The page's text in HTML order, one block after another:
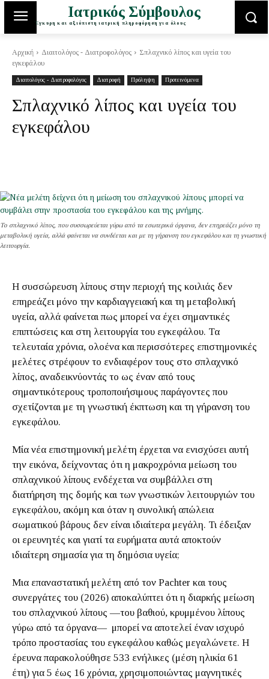
Ιατρικός Σύμβουλος
Έγκυρη και αξιόπιστη ιατρική πληροφόρηση για όλους
Αρχική Διαιτολόγος - Διατροφολόγος
Σπλαχνικό λίπος και υγεία του
εγκεφάλου
Διαιτολόγος - Διατροφολόγος Διατροφή Πρόληψη Προτεινόμενα
Σπλαχνικό λίπος και υγεία του
εγκεφάλου
Το σπλαχνικό λίπος, που συσσωρεύεται γύρω από τα εσωτερικά όργανα, δεν επηρεάζει μόνο τη
μεταβολική υγεία, αλλά φαίνεται να συνδέεται και με τη γήρανση του εγκεφάλου και τη γνωστική
λειτουργία.
Η συσσώρευση λίπους στην περιοχή της κοιλιάς δεν
επηρεάζει μόνο την καρδιαγγειακή και τη μεταβολική
υγεία, αλλά φαίνεται πως μπορεί να έχει σημαντικές
επιπτώσεις και στη λειτουργία του εγκεφάλου. Τα
τελευταία χρόνια, ολοένα και περισσότερες επιστημονικές
μελέτες στρέφουν το ενδιαφέρον τους στο σπλαχνικό
λίπος, αναδεικνύοντάς το ως έναν από τους
σημαντικότερους τροποποιήσιμους παράγοντες που
σχετίζονται με τη γνωστική έκπτωση και τη γήρανση του
εγκεφάλου.
Μία νέα επιστημονική μελέτη έρχεται να ενισχύσει αυτή
την εικόνα, δείχνοντας ότι η μακροχρόνια μείωση του
σπλαχνικού λίπους ενδέχεται να συμβάλλει στη
διατήρηση της δομής και των γνωστικών λειτουργιών του
εγκεφάλου, ακόμη και όταν η συνολική απώλεια
σωματικού βάρους δεν είναι ιδιαίτερα μεγάλη. Τι έδειξαν
οι ερευνητές και γιατί τα ευρήματα αυτά αποκτούν
ιδιαίτερη σημασία για τη δημόσια υγεία;
Μια επαναστατική μελέτη από τον Pachter και τους
συνεργάτες του (2026) αποκαλύπτει ότι η διαρκής μείωση
του σπλαχνικού λίπους —του βαθιού, κρυμμένου λίπους
γύρω από τα όργανα— μπορεί να αποτελεί έναν ισχυρό
τρόπο προστασίας του εγκεφάλου καθώς μεγαλώνετε. Η
έρευνα παρακολούθησε 533 ενήλικες (μέση ηλικία 61
έτη) για 5 έως 16 χρόνια, χρησιμοποιώντας μαγνητικές